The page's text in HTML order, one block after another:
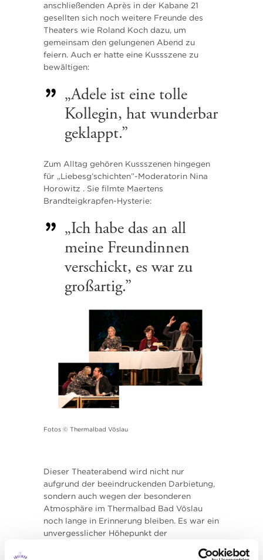
anschließenden Après in der Kabane 21
gesellten sich noch weitere Freunde des
Theaters wie Roland Koch dazu, um
gemeinsam den gelungenen Abend zu
feiern. Auch er hatte eine Kussszene zu
bewältigen:
„Adele ist eine tolle
Kollegin, hat wunderbar
geklappt.”
Zum Alltag gehören Kussszenen hingegen
für „Liebesg’schichten”-Moderatorin Nina
Horowitz . Sie filmte Maertens
Brandteigkrapfen-Hysterie:
„Ich habe das an all
meine Freundinnen
verschickt, es war zu
großartig.”
Fotos © Thermalbad Vöslau
Dieser Theaterabend wird nicht nur
aufgrund der beeindruckenden Darbietung,
sondern auch wegen der besonderen
Atmosphäre im Thermalbad Bad Vöslau
noch lange in Erinnerung bleiben. Es war ein
unvergesslicher Höhepunkt der
gespannt auf weitere spannende Events in